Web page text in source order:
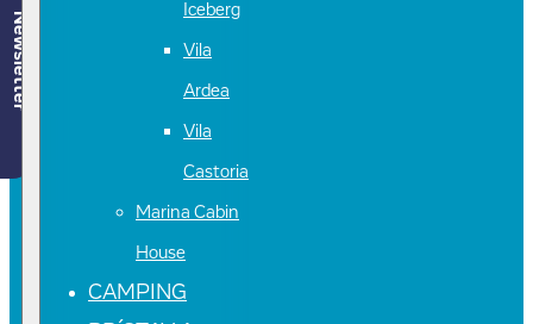
Iceberg
Vila
Ardea
Vila
Castoria
Marina Cabin
House
CAMPING
Newsletter